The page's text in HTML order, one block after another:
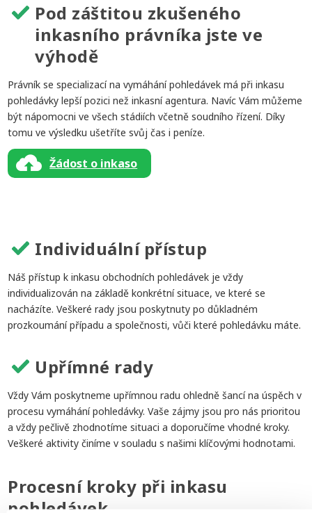
Pod záštitou zkušeného
inkasního právníka jste ve
výhodě
Právník se specializací na vymáhání pohledávek má při inkasu
pohledávky lepší pozici než inkasní agentura. Navíc Vám můžeme
být nápomocni ve všech stádiích včetně soudního řízení. Díky
tomu ve výsledku ušetříte svůj čas i peníze.
Žádost o inkaso
Individuální přístup
Náš přístup k inkasu obchodních pohledávek je vždy
individualizován na základě konkrétní situace, ve které se
nacházíte. Veškeré rady jsou poskytnuty po důkladném
prozkoumání případu a společnosti, vůči které pohledávku máte.
Upřímné rady
Vždy Vám poskytneme upřímnou radu ohledně šancí na úspěch v
procesu vymáhání pohledávky. Vaše zájmy jsou pro nás prioritou
a vždy pečlivě zhodnotíme situaci a doporučíme vhodné kroky.
Veškeré aktivity činíme v souladu s našimi klíčovými hodnotami.
Procesní kroky při inkasu
pohledávek